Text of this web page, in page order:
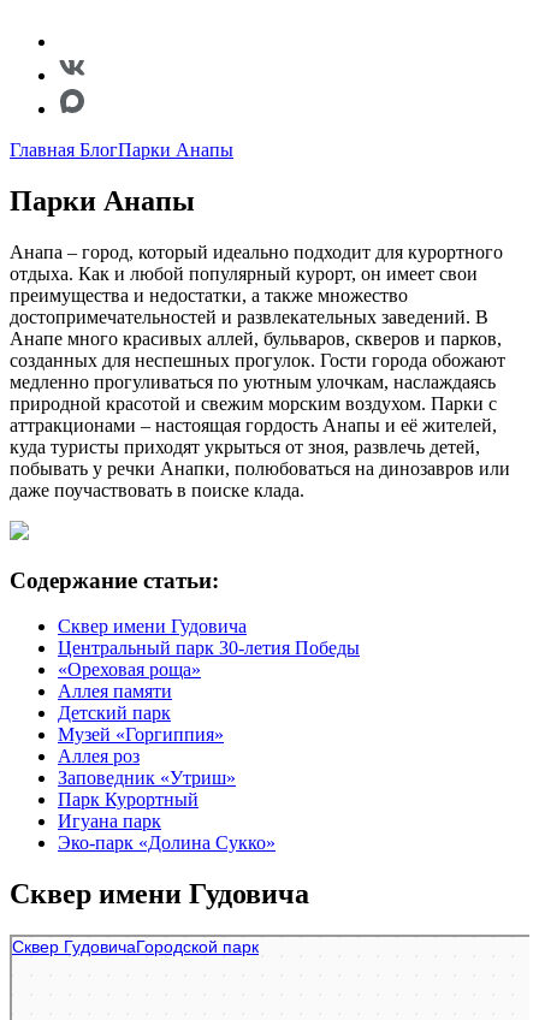
Главная БлогПарки Анапы
Парки Анапы
Анапа – город, который идеально подходит для курортного
отдыха. Как и любой популярный курорт, он имеет свои
преимущества и недостатки, а также множество
достопримечательностей и развлекательных заведений. В
Анапе много красивых аллей, бульваров, скверов и парков,
созданных для неспешных прогулок. Гости города обожают
медленно прогуливаться по уютным улочкам, наслаждаясь
природной красотой и свежим морским воздухом. Парки с
аттракционами – настоящая гордость Анапы и её жителей,
куда туристы приходят укрыться от зноя, развлечь детей,
побывать у речки Анапки, полюбоваться на динозавров или
даже поучаствовать в поиске клада.
Содержание статьи:
Сквер имени Гудовича
Центральный парк 30-летия Победы
«Ореховая роща»
Аллея памяти
Детский парк
Музей «Горгиппия»
Аллея роз
Заповедник «Утриш»
Парк Курортный
Игуана парк
Эко-парк «Долина Сукко»
Сквер имени Гудовича
Сквер Гудовича
Парк культуры и отдыха в Анапе